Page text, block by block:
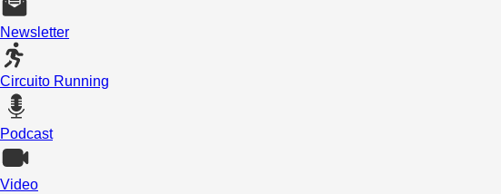
Newsletter
Circuito Running
Podcast
Video